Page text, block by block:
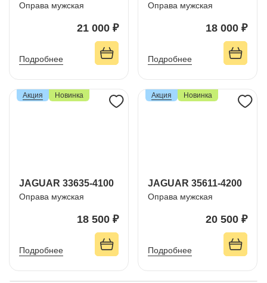
Оправа мужская
21 000 ₽
Подробнее
Оправа мужская
18 000 ₽
Подробнее
JAGUAR 33635-4100
Оправа мужская
18 500 ₽
Подробнее
Акция Новинка
JAGUAR 35611-4200
Оправа мужская
20 500 ₽
Подробнее
Акция Новинка